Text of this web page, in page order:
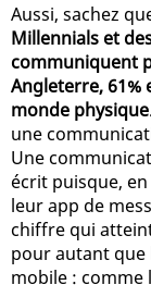
Aussi, sachez
Millennials et
communiquent
Angleterre, 61%
monde physique
une
Une
écrit puisque,
leur app de
chiffre qui
pour autant que
mobile : comme